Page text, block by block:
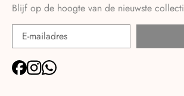
Blijf op de hoogte van de nieuwste